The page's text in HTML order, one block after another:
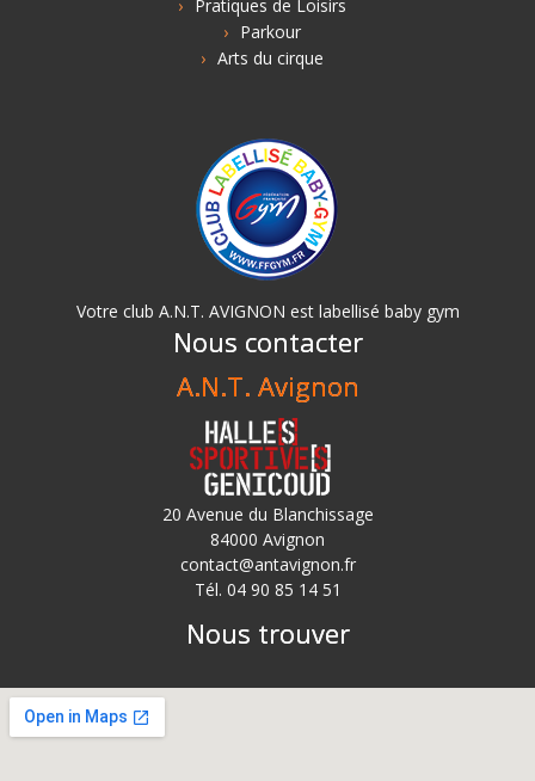
Pratiques de Loisirs
Parkour
Arts du cirque
Votre club A.N.T. AVIGNON est labellisé baby gym
Nous contacter
A.N.T. Avignon
20 Avenue du Blanchissage
84000 Avignon
contact@antavignon.fr
Tél. 04 90 85 14 51
Nous trouver